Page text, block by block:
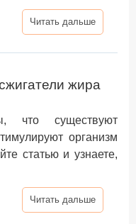
Читать дальше
жира
что существуют
организм
статью и узнаете,
Читать дальше